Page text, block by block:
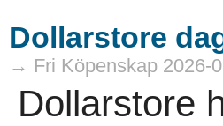
Dollarstore
→ Fri Köpenskap 2026-
Dollarstore